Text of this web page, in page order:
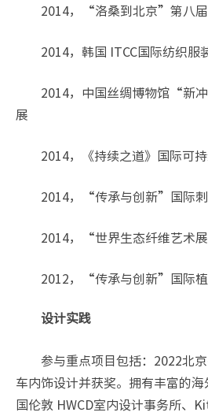
2014，“洛桑到北京”第八
2014，韩国 ITCC国际纺织服
2014，中国丝绸博物馆“新
展
2014，《持续之道》国际可
2014，“传承与创新”国际
2014，“世界生态纤维艺术
2012，“传承与创新”国际
设计实践
参与重点项目包括：2022北
车内饰设计并获奖。拥有丰富的
国伦敦 HWCD室内设计事务所、